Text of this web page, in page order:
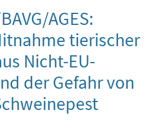
AGES:
tierischer
Nicht-EU-
der Gefahr von